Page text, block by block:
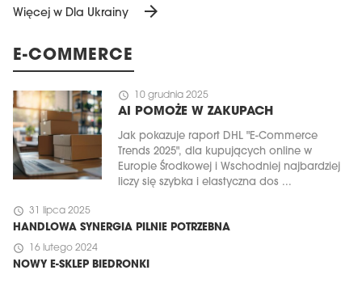
Więcej w Dla Ukrainy arrow_forward
E-COMMERCE
schedule 10 grudnia 2025
AI POMOŻE W ZAKUPACH
Jak pokazuje raport DHL "E-Commerce
Trends 2025", dla kupujących online w
Europie Środkowej i Wschodniej najbardziej
liczy się szybka i elastyczna dos ...
schedule 31 lipca 2025
HANDLOWA SYNERGIA PILNIE POTRZEBNA
schedule 16 lutego 2024
NOWY E-SKLEP BIEDRONKI